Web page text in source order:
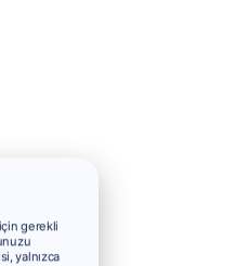
gerekli
yalnızca